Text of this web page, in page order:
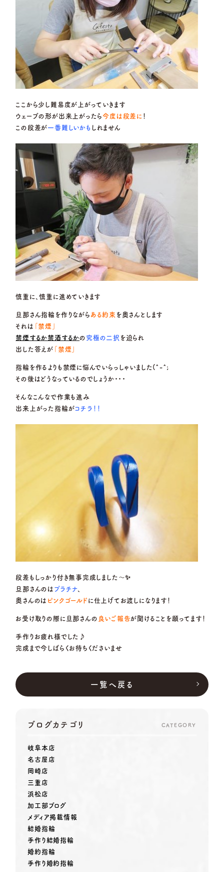
ここから少し難易度が上がっていきます
ウェーブの形が出来上がったら 今度は段差に ！
この段差が一番難しいかも しれません
慎重に、慎重に進めていきます
旦那さん指輪を作りながら ある約束 を奥さんとします
それは 「禁煙」
禁煙するか禁酒するかの 究極の二択 を迫られ
出した答えが 「禁煙」
指輪を作るよりも禁煙に悩んでいらっしゃいました(^-^;
その後はどうなっているのでしょうか・・・
そんなこんなで作業も進み
出来上がった指輪がコチラ！！
段差もしっかり付き無事完成しました～✨
旦那さんのは プラチナ
奥さんのは ピンクゴールド に仕上げてお渡しになります！
お受け取りの際に旦那さんの 良いご報告が聞けることを願ってます！
手作りお疲れ様でした♪
完成まで今しばらくお待ちくださいませ
一覧へ戻る
ブログカテゴリ CATEGORY
岐阜本店
名古屋店
岡崎店
三重店
浜松店
加工部ブログ
メディア掲載情報
結婚指輪
手作り結婚指輪
婚約指輪
手作り婚約指輪